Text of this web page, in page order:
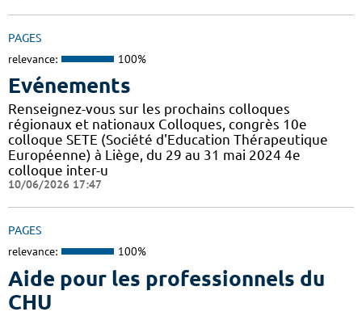
PAGES
relevance: 100%
Evénements
Renseignez-vous sur les prochains colloques
régionaux et nationaux Colloques, congrès 10e
colloque SETE (Société d'Education Thérapeutique
Européenne) à Liège, du 29 au 31 mai 2024 4e
colloque inter-u
10/06/2026 17:47
PAGES
relevance: 100%
Aide pour les professionnels du
CHU